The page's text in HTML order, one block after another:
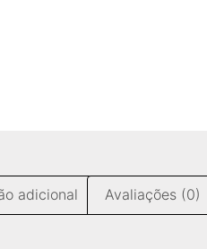
adicional Avaliações (0)